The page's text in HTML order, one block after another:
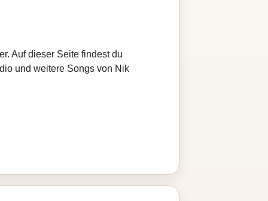
Auf dieser Seite findest du
und weitere Songs von Nik